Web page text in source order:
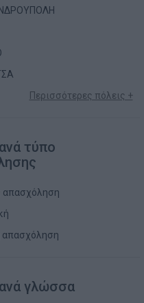
Περισσότερες πόλεις +
τύπο
απασχόληση
απασχόληση
γλώσσα